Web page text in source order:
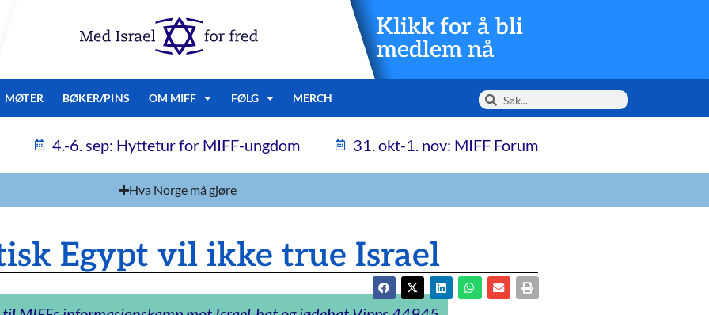
Klikk for å bli
medlem nå
MØTER BØKER/PINS OM MIFF FØLG MERCH
4.-6. sep: Hyttetur for MIFF-ungdom 31. okt-1. nov: MIFF Forum
Hva Norge må gjøre
Egypt vil ikke true Israel